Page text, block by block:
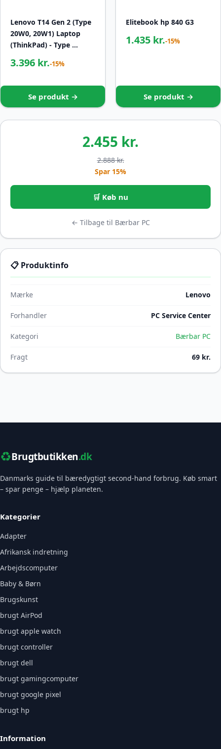
Lenovo T14 Gen 2 (Type
20W0, 20W1) Laptop
(ThinkPad) - Type …
3.396 kr.-15%
Se produkt →
Elitebook hp 840 G3
1.435 kr.-15%
Se produkt →
2.455 kr.
2.888 kr.
Spar 15%
🛒 Køb nu
← Tilbage til Bærbar PC
📋 Produktinfo
Mærke Lenovo
Forhandler PC Service Center
Kategori Bærbar PC
Fragt 69 kr.
♻️Brugtbutikken.dk
Danmarks guide til bæredygtigt second-hand forbrug. Køb smart
– spar penge – hjælp planeten.
Kategorier
Adapter
Afrikansk indretning
Arbejdscomputer
Baby & Børn
Brugskunst
brugt AirPod
brugt apple watch
brugt controller
brugt dell
brugt gamingcomputer
brugt google pixel
brugt hp
Information